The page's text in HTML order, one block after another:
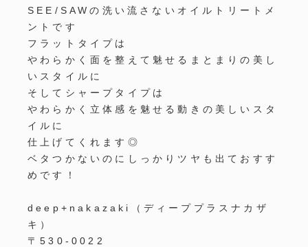
SEE/SAWの洗い流さないオイルトリートメ
ントです
フラットタイプは
やわらかく面を整えて魅せるまとまりの美し
いスタイルに
そしてシャープタイプは
やわらかく立体感を魅せる動きの美しいスタ
イルに
仕上げてくれます◎
ベタつかないのにしっかりツヤも出ておすす
めです！
deep+nakazaki
（ディーププラスナカザ
キ）
〒530-0022